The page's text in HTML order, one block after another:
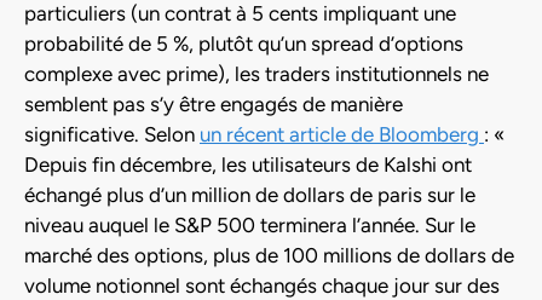
particuliers (un contrat à 5 cents impliquant une
probabilité de 5 %, plutôt qu’un spread d’options
complexe avec prime), les traders institutionnels ne
semblent pas s’y être engagés de manière
significative. Selon un récent article de Bloomberg : «
Depuis fin décembre, les utilisateurs de Kalshi ont
échangé plus d’un million de dollars de paris sur le
niveau auquel le S&P 500 terminera l’année. Sur le
marché des options, plus de 100 millions de dollars de
volume notionnel sont échangés chaque jour sur des